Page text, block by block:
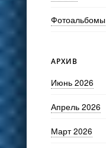
Фотоальбомы
АРХИВ
Июнь 2026
Апрель 2026
Март 2026